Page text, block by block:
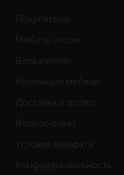
Покупателю
Мебель оптом
Весь каталог
Коллекции мебели
Доставка и оплата
Вопрос-ответ
Условия возврата
Конфиденциальность